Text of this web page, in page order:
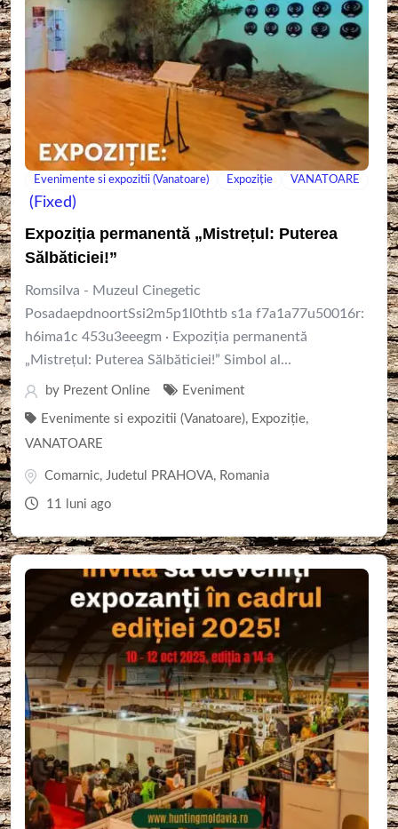
Evenimente si expozitii (Vanatoare) Expoziție VANATOARE
(Fixed)
Expoziția permanentă „Mistrețul: Puterea
Sălbăticiei!”
Romsilva - Muzeul Cinegetic
PosadaepdnoortSsi2m5p1l0thtb s1a f7a1a77u50016r:
h6ima1c 453u3eeegm · Expoziția permanentă
„Mistrețul: Puterea Sălbăticiei!” Simbol al...
by Prezent Online Eveniment
Evenimente si expozitii (Vanatoare), Expoziție,
VANATOARE
Comarnic, Judetul PRAHOVA, Romania
11 luni ago